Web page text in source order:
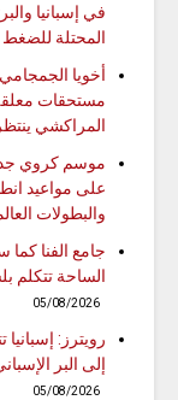
في إسبانيا
المحتلة
أخويا
مستحقات
المراكشي
موسم كروي
على مواعيد
والبطولات
الساحة تتكلم
05/08/2026
رويترز:
إلى البر
05/08/2026